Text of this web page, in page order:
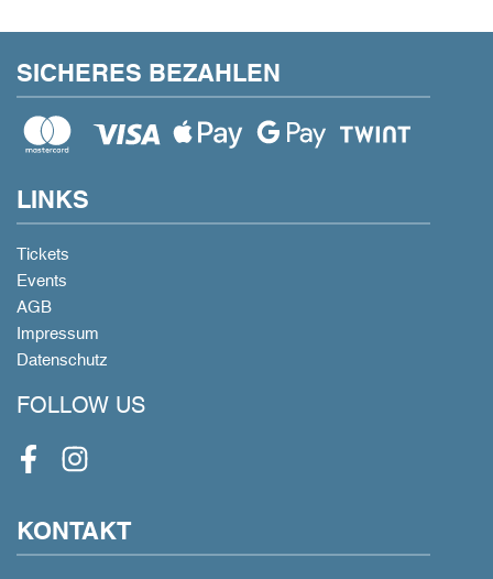
SICHERES BEZAHLEN
LINKS
Tickets
Events
AGB
Impressum
Datenschutz
FOLLOW US
FacebookInstagram
KONTAKT